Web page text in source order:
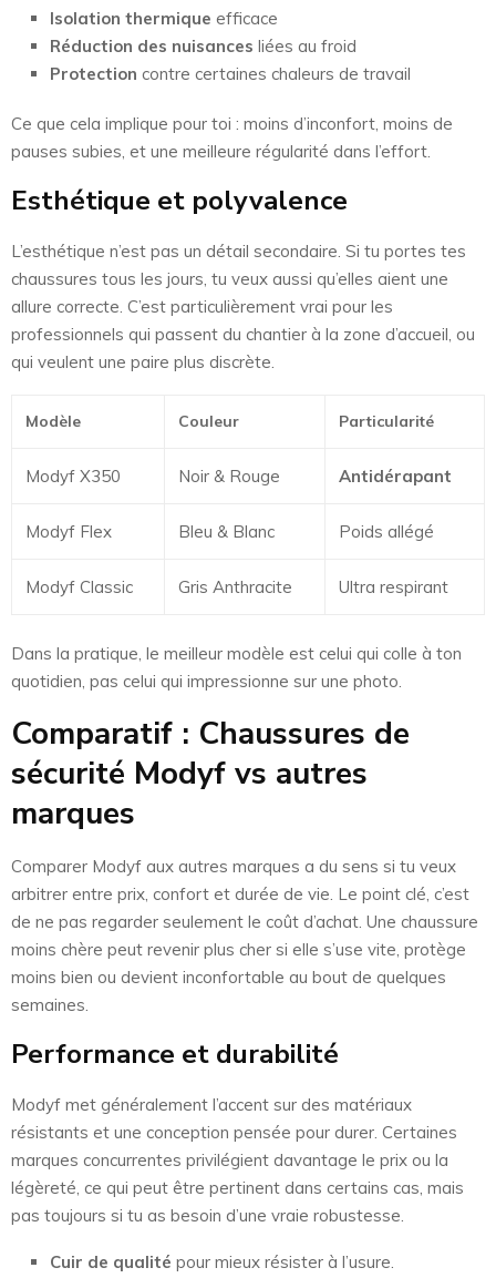
Isolation thermique efficace
Réduction des nuisances liées au froid
Protection contre certaines chaleurs de travail
Ce que cela implique pour toi : moins d’inconfort, moins de
pauses subies, et une meilleure régularité dans l’effort.
Esthétique et polyvalence
L’esthétique n’est pas un détail secondaire. Si tu portes tes
chaussures tous les jours, tu veux aussi qu’elles aient une
allure correcte. C’est particulièrement vrai pour les
professionnels qui passent du chantier à la zone d’accueil, ou
qui veulent une paire plus discrète.
Modèle Couleur Particularité
Modyf X350 Noir & Rouge Antidérapant
Modyf Flex Bleu & Blanc Poids allégé
Modyf Classic Gris Anthracite Ultra respirant
Dans la pratique, le meilleur modèle est celui qui colle à ton
quotidien, pas celui qui impressionne sur une photo.
Comparatif : Chaussures de
sécurité Modyf vs autres
marques
Comparer Modyf aux autres marques a du sens si tu veux
arbitrer entre prix, confort et durée de vie. Le point clé, c’est
de ne pas regarder seulement le coût d’achat. Une chaussure
moins chère peut revenir plus cher si elle s’use vite, protège
moins bien ou devient inconfortable au bout de quelques
semaines.
Performance et durabilité
Modyf met généralement l’accent sur des matériaux
résistants et une conception pensée pour durer. Certaines
marques concurrentes privilégient davantage le prix ou la
légèreté, ce qui peut être pertinent dans certains cas, mais
pas toujours si tu as besoin d’une vraie robustesse.
Cuir de qualité pour mieux résister à l’usure.